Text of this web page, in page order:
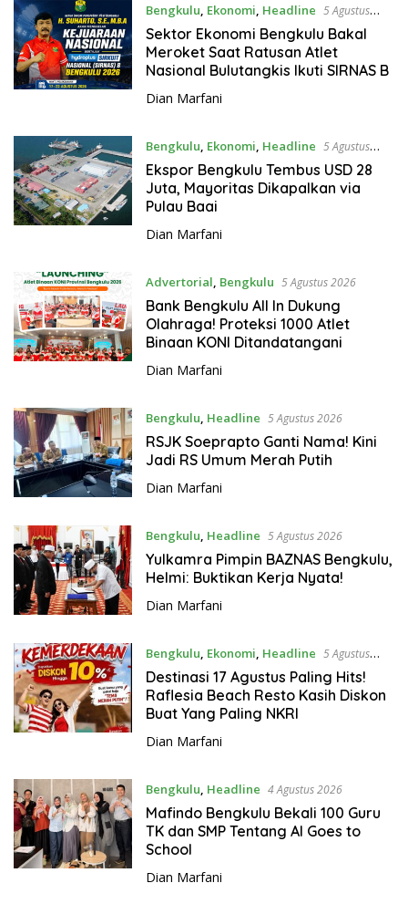
Bengkulu Ekonomi Headline 5 Agustus
2026
Sektor Ekonomi Bengkulu Bakal
Meroket Saat Ratusan Atlet
Nasional Bulutangkis Ikuti SIRNAS B
Dian Marfani
Bengkulu Ekonomi Headline 5 Agustus
2026
Ekspor Bengkulu Tembus USD 28
Juta, Mayoritas Dikapalkan via
Pulau Baai
Dian Marfani
Advertorial Bengkulu 5 Agustus 2026
Bank Bengkulu All In Dukung
Olahraga! Proteksi 1000 Atlet
Binaan KONI Ditandatangani
Dian Marfani
Bengkulu Headline 5 Agustus 2026
RSJK Soeprapto Ganti Nama! Kini
Jadi RS Umum Merah Putih
Dian Marfani
Bengkulu Headline 5 Agustus 2026
Yulkamra Pimpin BAZNAS Bengkulu,
Helmi: Buktikan Kerja Nyata!
Dian Marfani
Bengkulu Ekonomi Headline 5 Agustus
2026
Destinasi 17 Agustus Paling Hits!
Raflesia Beach Resto Kasih Diskon
Buat Yang Paling NKRI
Dian Marfani
Bengkulu Headline 4 Agustus 2026
Mafindo Bengkulu Bekali 100 Guru
TK dan SMP Tentang AI Goes to
School
Dian Marfani